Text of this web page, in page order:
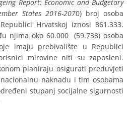
Report: Economic and Budgetary
States 2016-2070) broj osoba
Hrvatskoj iznosi 861.333.
njima oko 60.000 (59.738) osoba
imaju prebivalište u Republici
mirovine niti su zaposleni.
planiraju osigurati preduvjeti
naknadu i tim osobama
stupanj socijalne sigurnosti